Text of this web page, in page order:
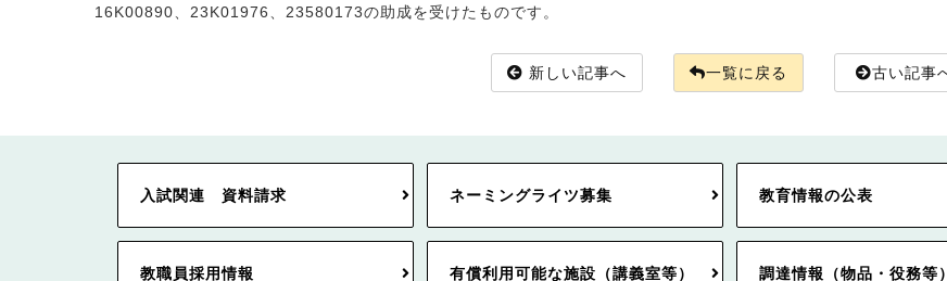
16K00890、23K01976、23580173の助成を受けたものです。
新しい記事へ 一覧に戻る 古い記事
入試関連 資料請求 ネーミングライツ募集 教育情報の公表
教職員採用情報 有償利用可能な施設（講義室等） 調達情報（物品・役務等）